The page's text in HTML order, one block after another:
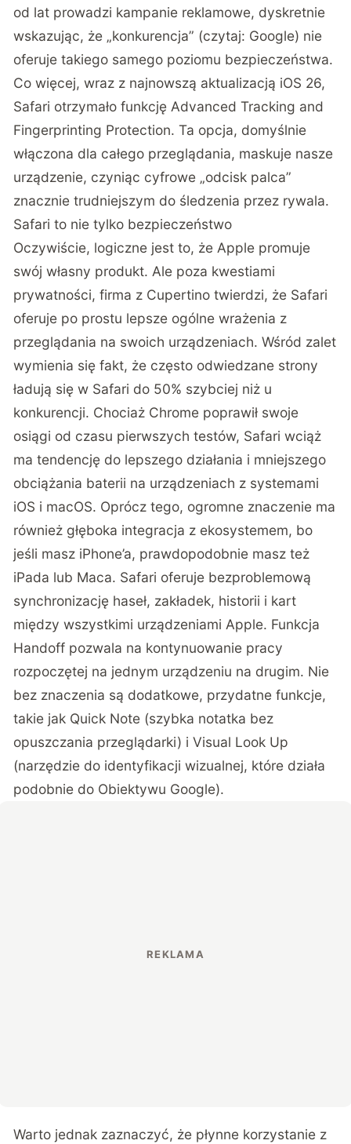
od lat prowadzi kampanie reklamowe, dyskretnie
wskazując, że „konkurencja” (czytaj: Google) nie
oferuje takiego samego poziomu bezpieczeństwa.
Co więcej, wraz z najnowszą aktualizacją iOS 26,
Safari otrzymało funkcję Advanced Tracking and
Fingerprinting Protection. Ta opcja, domyślnie
włączona dla całego przeglądania, maskuje nasze
urządzenie, czyniąc cyfrowe „odcisk palca”
znacznie trudniejszym do śledzenia przez rywala.
Safari to nie tylko bezpieczeństwo
Oczywiście, logiczne jest to, że Apple promuje
swój własny produkt. Ale poza kwestiami
prywatności, firma z Cupertino twierdzi, że Safari
oferuje po prostu lepsze ogólne wrażenia z
przeglądania na swoich urządzeniach. Wśród zalet
wymienia się fakt, że często odwiedzane strony
ładują się w Safari do 50% szybciej niż u
konkurencji. Chociaż Chrome poprawił swoje
osiągi od czasu pierwszych testów, Safari wciąż
ma tendencję do lepszego działania i mniejszego
obciążania baterii na urządzeniach z systemami
iOS i macOS. Oprócz tego, ogromne znaczenie ma
również głęboka integracja z ekosystemem, bo
jeśli masz iPhone’a, prawdopodobnie masz też
iPada lub Maca. Safari oferuje bezproblemową
synchronizację haseł, zakładek, historii i kart
między wszystkimi urządzeniami Apple. Funkcja
Handoff pozwala na kontynuowanie pracy
rozpoczętej na jednym urządzeniu na drugim. Nie
bez znaczenia są dodatkowe, przydatne funkcje,
takie jak Quick Note (szybka notatka bez
opuszczania przeglądarki) i Visual Look Up
(narzędzie do identyfikacji wizualnej, które działa
podobnie do Obiektywu Google).
Warto jednak zaznaczyć, że płynne korzystanie z